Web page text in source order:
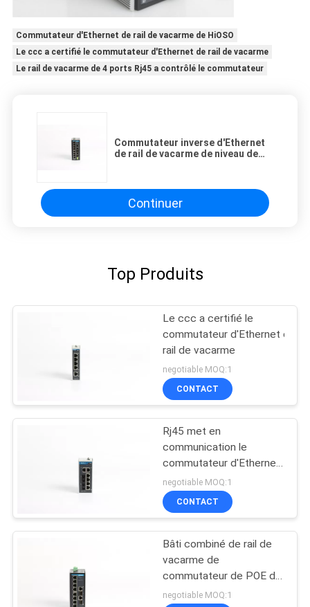
Commutateur d'Ethernet de rail de vacarme de HiOSO
Le ccc a certifié le commutateur d'Ethernet de rail de vacarme
Le rail de vacarme de 4 ports Rj45 a contrôlé le commutateur
Commutateur inverse d'Ethernet
de rail de vacarme de niveau de
Continuer
Top Produits
Le ccc a certifié le
commutateur d'Ethernet de
rail de vacarme
negotiable MOQ:1
CONTACT
Rj45 met en
communication le
commutateur d'Ethernet de
rail de vacarme
negotiable MOQ:1
CONTACT
Bâti combiné de rail de
vacarme de
commutateur de POE de
2 ports
negotiable MOQ:1